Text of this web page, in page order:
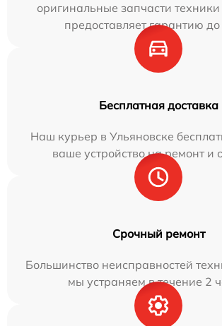
оригинальные запчасти
предоставляет гарантию до
Бесплатная доставка
Наш курьер в Ульяновске
ваше устройство на ремонт и
Срочный ремонт
Большинство неисправностей
мы устраняем в течение 2